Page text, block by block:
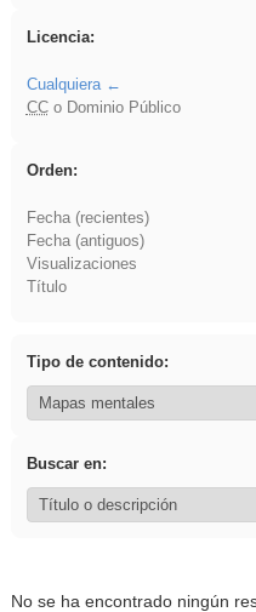
Licencia:
Cualquiera
CCo Dominio Público
Orden:
Fecha (recientes)
Fecha (antiguos)
Visualizaciones
Título
Tipo de contenido:
Buscar en:
No se ha encontrado ningún